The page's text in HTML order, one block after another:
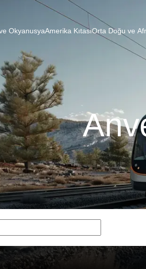
OkyanusyaAmerika KıtasıOrta Doğu ve